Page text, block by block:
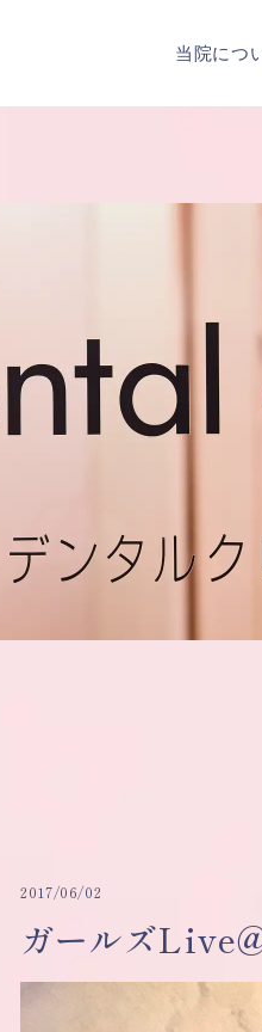
当院につ
2017/06/02
ガールズ